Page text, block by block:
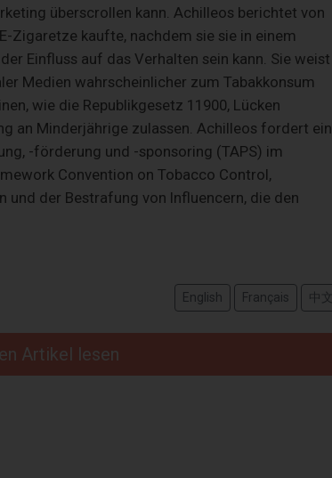
überscrollen kann. Achilleos berichtet von
Zigaretze kaufte, nachdem sie sie in einem
Einfluss auf das Verhalten sein kann. Sie weist
Medien wahrscheinlicher zum Tabakkonsum
wie die Republikgesetz 11900, Lücken
an Minderjährige zulassen. Achilleos fordert ein
-förderung und -sponsoring (TAPS) im
Convention on Tobacco Control,
der Bestrafung von Influencern, die den
English Français 中文
Artikel lesen